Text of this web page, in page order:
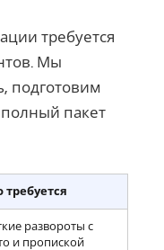
требуется
Мы
подготовим
пакет
требуется
развороты с
и пропиской